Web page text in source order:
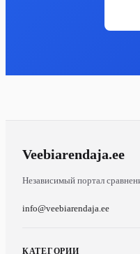
Veebiarendaja.ee
Независимый портал
info@veebiarendaja.ee
КАТЕГОРИИ